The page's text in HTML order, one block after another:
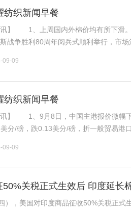
纺织新闻早餐
1、上周国内外棉价均有所下滑。
战争胜利80周年阅兵式顺利举行，市场
郑棉维持震荡下滑走势。国际方面，本
09-09
纺织新闻早餐
1、9月8日，中国主港报价微幅下
美分/磅，跌0.13美分/磅，折一般贸易港
/磅，折一般贸易港口提货价
09-09
50%关税正式生效后 印度延长
），美国对印度商品征收50%关税正式